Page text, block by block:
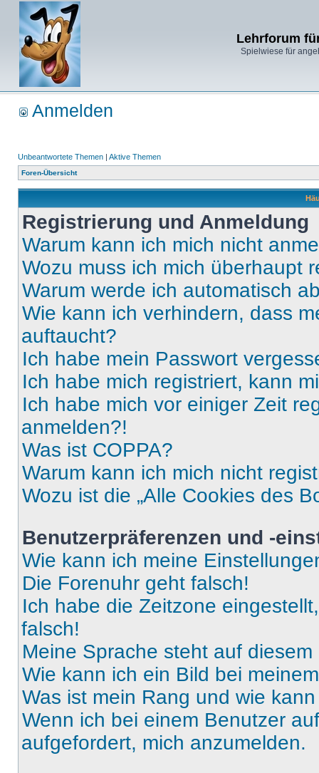
Lehrforum
Spielwiese für
Anmelden
Unbeantwortete Themen | Aktive Themen
Foren-Übersicht
Registrierung und Anmeldung
Warum kann ich mich nicht
Wozu muss ich mich überhaupt
Warum werde ich automatisch
Wie kann ich verhindern, dass
auftaucht?
Ich habe mein Passwort
Ich habe mich registriert, kann
Ich habe mich vor einiger Zeit
anmelden?!
Was ist COPPA?
Warum kann ich mich nicht
Wozu ist die „Alle Cookies des
Benutzerpräferenzen und -
Wie kann ich meine
Die Forenuhr geht falsch!
Ich habe die Zeitzone
falsch!
Meine Sprache steht auf
Wie kann ich ein Bild bei
Was ist mein Rang und wie
Wenn ich bei einem Benutzer
aufgefordert, mich anzumelden.